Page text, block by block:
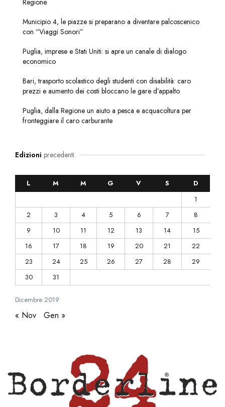
Regione
Municipio 4, le piazze si preparano a diventare palcoscenico
con “Viaggi Sonori”
Puglia, imprese e Stati Uniti: si apre un canale di dialogo
economico
Bari, trasporto scolastico degli studenti con disabilità: caro
prezzi e aumento dei costi bloccano le gare d’appalto
Puglia, dalla Regione un aiuto a pesca e acquacoltura per
fronteggiare il caro carburante
Edizioni precedenti
Dicembre 2019
L M M G V S
D
1
2
3 4 5 6 7
8
9
10 11 12 13 14
15
16
17 18 19 20 21
22
23
24 25 26 27 28
29
30
31
« Nov Gen »